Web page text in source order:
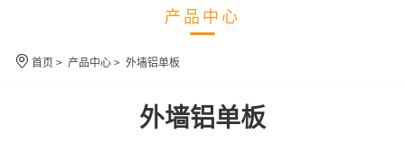
产品中心
首页> 产品中心> 外墙铝单板
外墙铝单板